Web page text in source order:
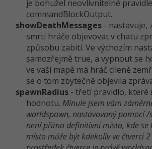
je bohužel neovlivnitelné
commandBlockOutput.
showDeathMessages - nastavuje,
smrti hráče objevovat v chatu
způsobu zabití. Ve výchozím
samozřejmě true, a vypnout se
ve vaší mapě má hráč cíleně
se o tom zbytečně objevila
spawnRadius - třetí pravidlo, které
hodnotu. Minule jsem vám
worldspawn, nastavovaný pomocí /
není přímo definitivní místo, kde se
místo může být kdekoliv ve čtverci